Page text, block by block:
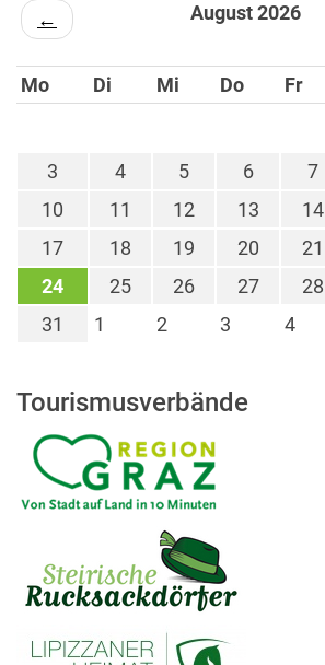
← August 2026
Mo Di Mi Do Fr
3
4 5 6 7
10
11 12 13 14
17
18 19 20 21
24
25 26 27 28
31
1 2 3 4
Tourismusverbände